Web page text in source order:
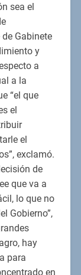
sea el
Gabinete
y
a
a la
“el que
el
el
exclamó.
de
que va a
lo que no
Gobierno”,
hay
para
en